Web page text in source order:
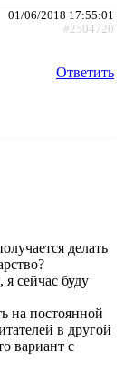
01/06/2018 17:55:01
#2504720
Ответить
делать
сейчас буду
на постоянной
в другой
вариант с